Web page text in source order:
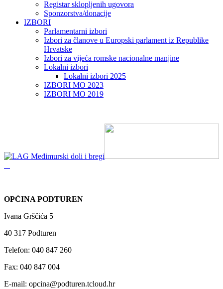
Registar sklopljenih ugovora
Sponzorstva/donacije
IZBORI
Parlamentarni izbori
Izbori za članove u Europski parlament iz Republike
Hrvatske
Izbori za vijeća romske nacionalne manjine
Lokalni izbori
Lokalni izbori 2025
IZBORI MO 2023
IZBORI MO 2019
OPĆINA PODTUREN
Ivana Grščića 5
40 317 Podturen
Telefon: 040 847 260
Fax: 040 847 004
E-mail: opcina@podturen.tcloud.hr